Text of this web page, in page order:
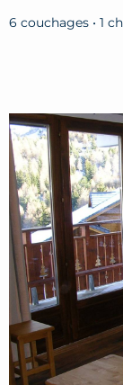
6 couchages • 1